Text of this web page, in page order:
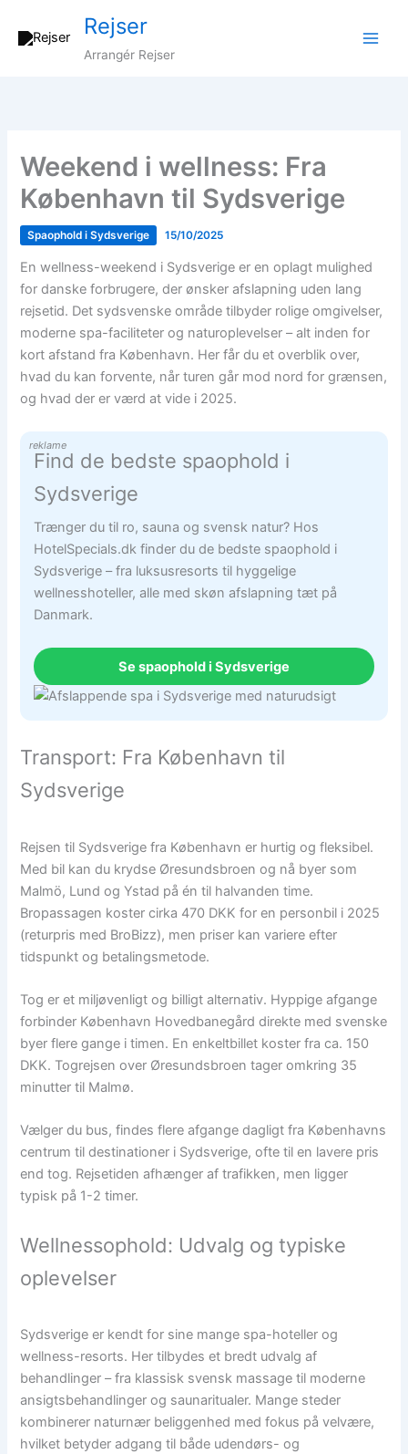
Rejser
Arrangér Rejser
Weekend i wellness: Fra
København til Sydsverige
Spaophold i Sydsverige 15/10/2025
En wellness-weekend i Sydsverige er en oplagt mulighed
for danske forbrugere, der ønsker afslapning uden lang
rejsetid. Det sydsvenske område tilbyder rolige omgivelser,
moderne spa-faciliteter og naturoplevelser – alt inden for
kort afstand fra København. Her får du et overblik over,
hvad du kan forvente, når turen går mod nord for grænsen,
og hvad der er værd at vide i 2025.
reklame
Find de bedste spaophold i
Sydsverige
Trænger du til ro, sauna og svensk natur? Hos
HotelSpecials.dk finder du de bedste spaophold i
Sydsverige – fra luksusresorts til hyggelige
wellnesshoteller, alle med skøn afslapning tæt på
Danmark.
Se spaophold i Sydsverige
Transport: Fra København til
Sydsverige
Rejsen til Sydsverige fra København er hurtig og fleksibel.
Med bil kan du krydse Øresundsbroen og nå byer som
Malmö, Lund og Ystad på én til halvanden time.
Bropassagen koster cirka 470 DKK for en personbil i 2025
(returpris med BroBizz), men priser kan variere efter
tidspunkt og betalingsmetode.
Tog er et miljøvenligt og billigt alternativ. Hyppige afgange
forbinder København Hovedbanegård direkte med svenske
byer flere gange i timen. En enkeltbillet koster fra ca. 150
DKK. Togrejsen over Øresundsbroen tager omkring 35
minutter til Malmø.
Vælger du bus, findes flere afgange dagligt fra Københavns
centrum til destinationer i Sydsverige, ofte til en lavere pris
end tog. Rejsetiden afhænger af trafikken, men ligger
typisk på 1-2 timer.
Wellnessophold: Udvalg og typiske
oplevelser
Sydsverige er kendt for sine mange spa-hoteller og
wellness-resorts. Her tilbydes et bredt udvalg af
behandlinger – fra klassisk svensk massage til moderne
ansigtsbehandlinger og saunaritualer. Mange steder
kombinerer naturnær beliggenhed med fokus på velvære,
hvilket betyder adgang til både udendørs- og